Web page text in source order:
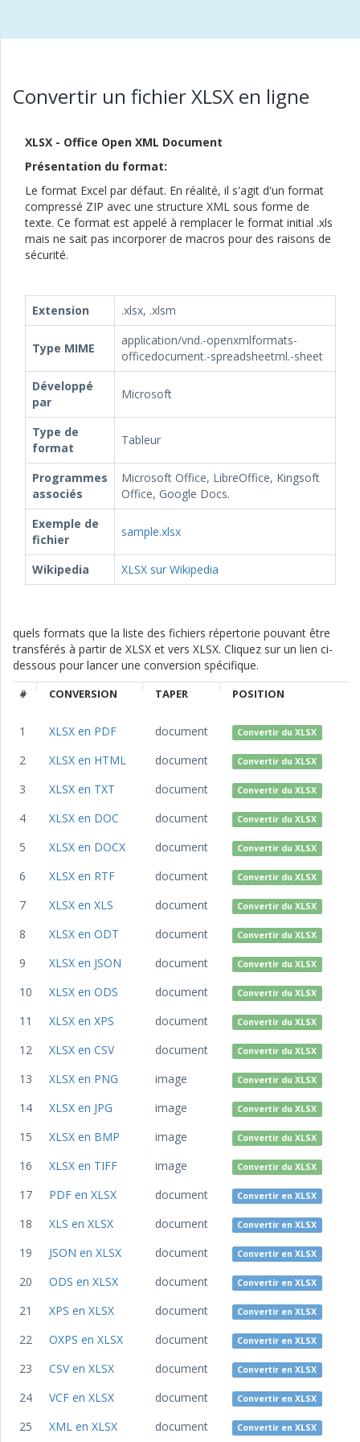
Convertir un fichier XLSX en ligne
XLSX - Office Open XML Document
Présentation du format:
Le format Excel par défaut. En réalité, il s'agit d'un format
compressé ZIP avec une structure XML sous forme de
texte. Ce format est appelé à remplacer le format initial .xls
mais ne sait pas incorporer de macros pour des raisons de
sécurité.
Extension .xlsx, .xlsm
Type MIME
application/vnd.-openxmlformats-
officedocument.-spreadsheetml.-sheet
Développé
par
Microsoft
Type de
format
Tableur
Programmes
associés
Microsoft Office, LibreOffice, Kingsoft
Office, Google Docs.
Exemple de
fichier
sample.xlsx
Wikipedia XLSX sur Wikipedia
quels formats que la liste des fichiers répertorie pouvant être
transférés à partir de XLSX et vers XLSX. Cliquez sur un lien ci-
dessous pour lancer une conversion spécifique.
# CONVERSION TAPER POSITION
1 XLSX en PDF document Convertir du XLSX
2 XLSX en HTML document Convertir du XLSX
3 XLSX en TXT document Convertir du XLSX
4 XLSX en DOC document Convertir du XLSX
5 XLSX en DOCX document Convertir du XLSX
6 XLSX en RTF document Convertir du XLSX
7 XLSX en XLS document Convertir du XLSX
8 XLSX en ODT document Convertir du XLSX
9 XLSX en JSON document Convertir du XLSX
10 XLSX en ODS document Convertir du XLSX
11 XLSX en XPS document Convertir du XLSX
12 XLSX en CSV document Convertir du XLSX
13 XLSX en PNG image Convertir du XLSX
14 XLSX en JPG image Convertir du XLSX
15 XLSX en BMP image Convertir du XLSX
16 XLSX en TIFF image Convertir du XLSX
17 PDF en XLSX document Convertir en XLSX
18 XLS en XLSX document Convertir en XLSX
19 JSON en XLSX document Convertir en XLSX
20 ODS en XLSX document Convertir en XLSX
21 XPS en XLSX document Convertir en XLSX
22 OXPS en XLSX document Convertir en XLSX
23 CSV en XLSX document Convertir en XLSX
24 VCF en XLSX document Convertir en XLSX
25 XML en XLSX document Convertir en XLSX